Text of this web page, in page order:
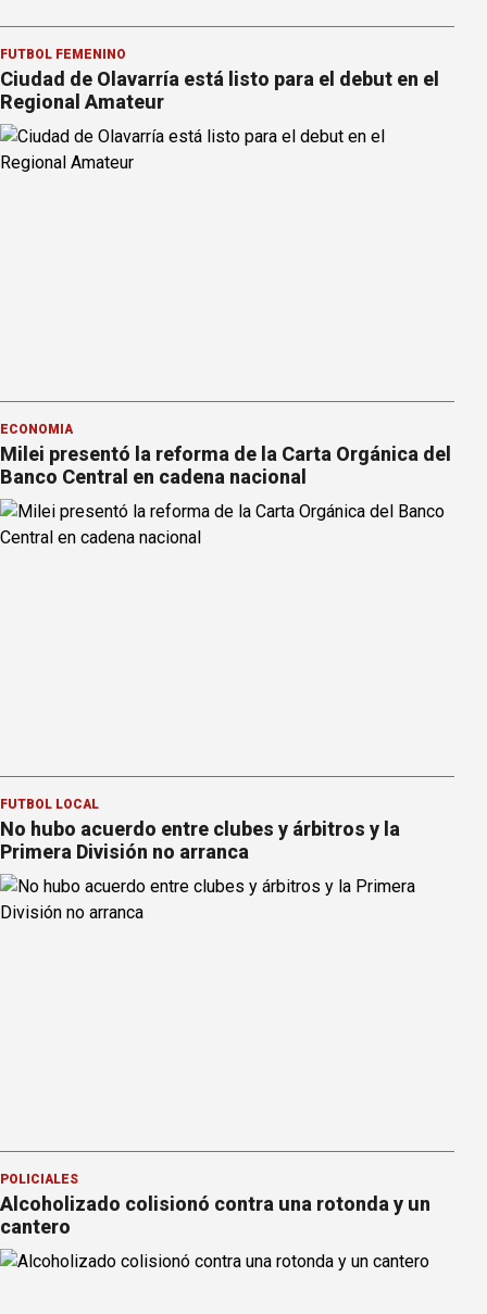
FÚTBOL FEMENINO
Ciudad de Olavarría está listo para el debut en el
Regional Amateur
ECONOMÍA
Milei presentó la reforma de la Carta Orgánica del
Banco Central en cadena nacional
FÚTBOL LOCAL
No hubo acuerdo entre clubes y árbitros y la
Primera División no arranca
POLICIALES
Alcoholizado colisionó contra una rotonda y un
cantero